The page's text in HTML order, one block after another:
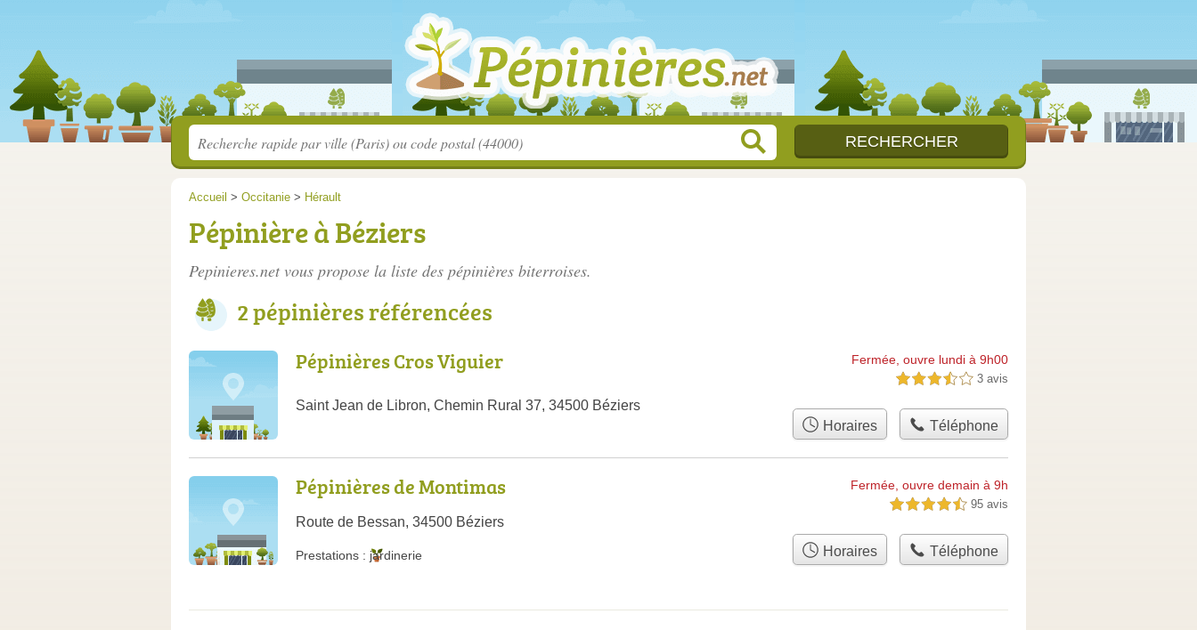
Accueil > Occitanie > Hérault
Pépinière à Béziers
Pepinieres.net vous propose la liste des pépinières biterroises.
2 pépinières référencées
Pépinières Cros Viguier
Saint Jean de Libron, Chemin Rural 37, 34500 Béziers
Fermée, ouvre lundi à 9h00
3,5 étoiles sur 5 3 avis
Horaires Téléphone
Pépinières de Montimas
Route de Bessan, 34500 Béziers
Fermée, ouvre demain à 9h
4,5 étoiles sur 5 95 avis
Prestations : jardinerie Horaires Téléphone